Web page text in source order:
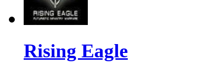
Rising Eagle